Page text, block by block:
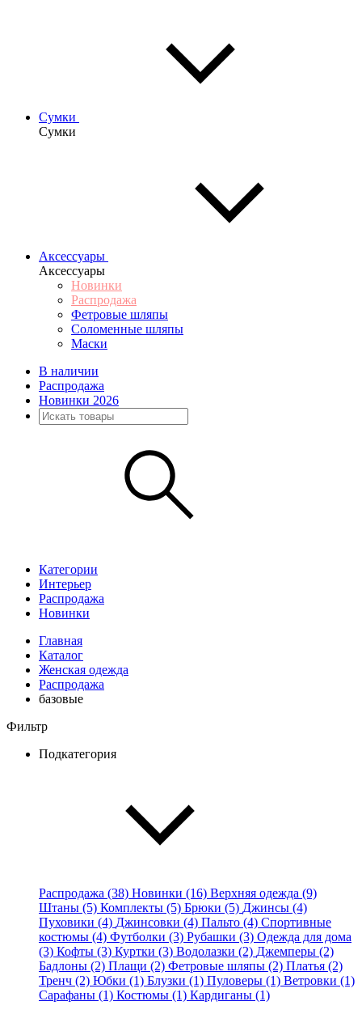
Сумки
Сумки
Аксессуары
Аксессуары
Новинки
Распродажа
Фетровые шляпы
Соломенные шляпы
Маски
В наличии
Распродажа
Новинки 2026
Категории
Интерьер
Распродажа
Новинки
Главная
Каталог
Женская одежда
Распродажа
базовые
Фильтр
Подкатегория
Распродажа (38) Новинки (16) Верхняя одежда (9)
Штаны (5) Комплекты (5) Брюки (5) Джинсы (4)
Пуховики (4) Джинсовки (4) Пальто (4) Спортивные
костюмы (4) Футболки (3) Рубашки (3) Одежда для дома
(3) Кофты (3) Куртки (3) Водолазки (2) Джемперы (2)
Бадлоны (2) Плащи (2) Фетровые шляпы (2) Платья (2)
Тренч (2) Юбки (1) Блузки (1) Пуловеры (1) Ветровки (1)
Сарафаны (1) Костюмы (1) Кардиганы (1)